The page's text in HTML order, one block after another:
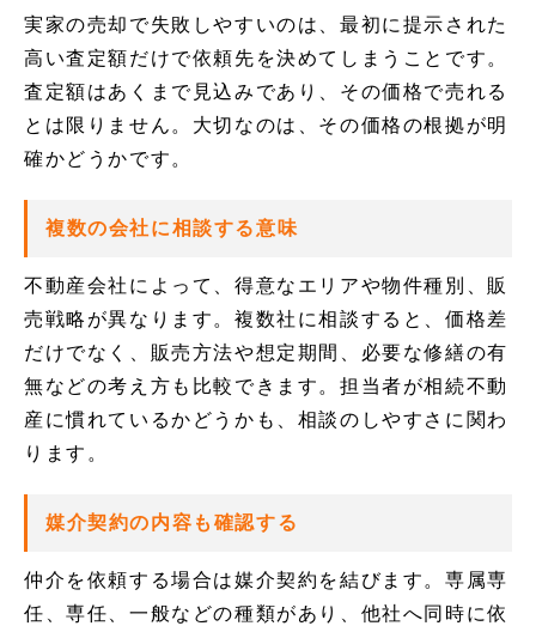
実家の売却で失敗しやすいのは、最初に提示された
高い査定額だけで依頼先を決めてしまうことです。
査定額はあくまで見込みであり、その価格で売れる
とは限りません。大切なのは、その価格の根拠が明
確かどうかです。
複数の会社に相談する意味
不動産会社によって、得意なエリアや物件種別、販
売戦略が異なります。複数社に相談すると、価格差
だけでなく、販売方法や想定期間、必要な修繕の有
無などの考え方も比較できます。担当者が相続不動
産に慣れているかどうかも、相談のしやすさに関わ
ります。
媒介契約の内容も確認する
仲介を依頼する場合は媒介契約を結びます。専属専
任、専任、一般などの種類があり、他社へ同時に依